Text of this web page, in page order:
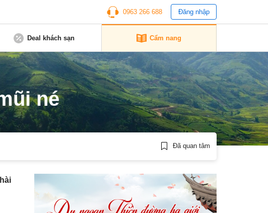
0963 266 688 Đăng nhập
Deal khách sạn Cẩm nang
né
Đã quan tâm